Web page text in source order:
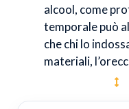
alcool, come
temporale può
che chi lo
materiali,